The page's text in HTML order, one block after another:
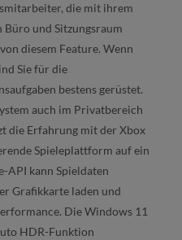
die mit ihrem
und Sitzungsraum
diesem Feature. Wenn
Sie für die
bestens gerüstet.
auch im Privatbereich
die Erfahrung mit der Xbox
Spieleplattform auf ein
API kann Spieldaten
Grafikkarte laden und
Die Windows 11
HDR-Funktion